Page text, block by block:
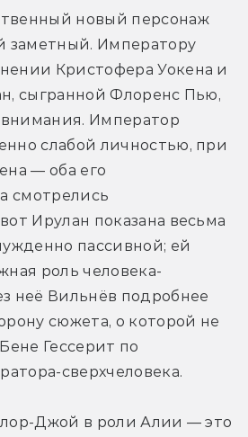
новый персонаж
заметный. Императору
Кристофера Уокена и
сыгранной Флоренс Пью,
Император
слабой личностью, при
— оба его
смотрелись
Ирулан показана весьма
пассивной; ей
роль человека-
неё Вильнёв подробнее
сюжета, о которой не
Гессерит по
сверхчеловека.
Джой в роли Алии — это